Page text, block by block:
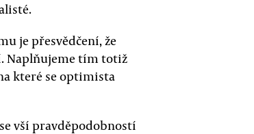
je přesvědčení, že
Naplňujeme tím totiž
které se optimista
vší pravděpodobností